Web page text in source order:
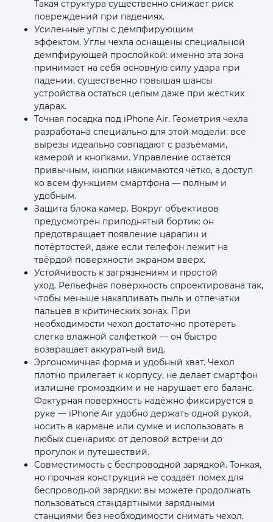
Такая структура существенно снижает риск
повреждений при падениях.
Усиленные углы с демпфирующим
эффектом. Углы чехла оснащены специальной
демпфирующей прослойкой: именно эта зона
принимает на себя основную силу удара при
падении, существенно повышая шансы
устройства остаться целым даже при жёстких
ударах.
Точная посадка под iPhone Air. Геометрия чехла
разработана специально для этой модели: все
вырезы идеально совпадают с разъёмами,
камерой и кнопками. Управление остаётся
привычным, кнопки нажимаются чётко, а доступ
ко всем функциям смартфона — полным и
удобным.
Защита блока камер. Вокруг объективов
предусмотрен приподнятый бортик: он
предотвращает появление царапин и
потёртостей, даже если телефон лежит на
твёрдой поверхности экраном вверх.
Устойчивость к загрязнениям и простой
уход. Рельефная поверхность спроектирована так,
чтобы меньше накапливать пыль и отпечатки
пальцев в критических зонах. При
необходимости чехол достаточно протереть
слегка влажной салфеткой — он быстро
возвращает аккуратный вид.
Эргономичная форма и удобный хват. Чехол
плотно прилегает к корпусу, не делает смартфон
излишне громоздким и не нарушает его баланс.
Фактурная поверхность надёжно фиксируется в
руке — iPhone Air удобно держать одной рукой,
носить в кармане или сумке и использовать в
любых сценариях: от деловой встречи до
прогулок и путешествий.
Совместимость с беспроводной зарядкой. Тонкая,
но прочная конструкция не создаёт помех для
беспроводной зарядки: вы можете продолжать
пользоваться стандартными зарядными
станциями без необходимости снимать чехол.